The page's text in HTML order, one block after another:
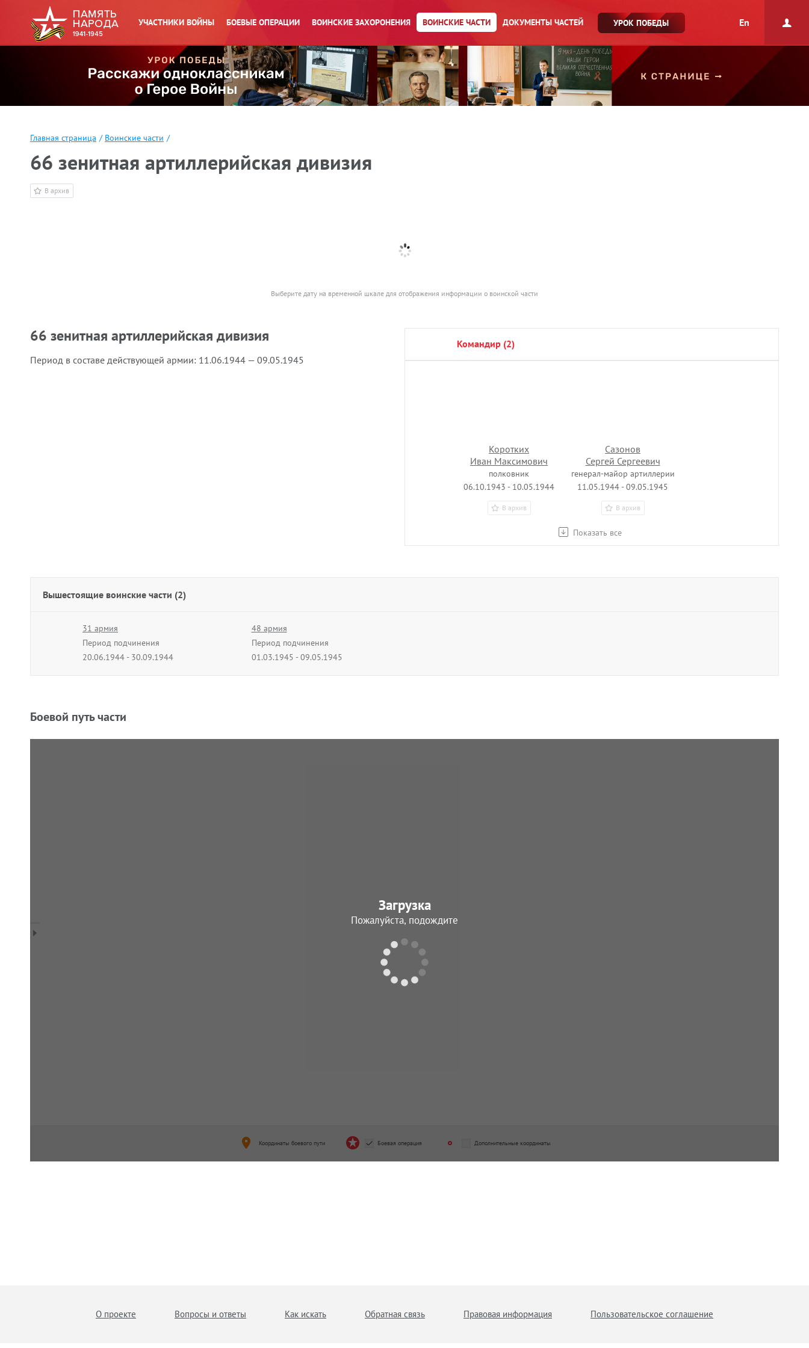
УЧАСТНИКИ ВОЙНЫ БОЕВЫЕ ОПЕРАЦИИ ВОИНСКИЕ ЗАХОРОНЕНИЯ ВОИНСКИЕ ЧАСТИ ДОКУМЕНТЫ ЧАСТЕЙ УРОК ПОБЕДЫ En
Главная страница / Воинские части /
66 зенитная артиллерийская дивизия
В архив
Выберите дату на временной шкале для отображения информации о воинской части
66 зенитная артиллерийская дивизия
Период в составе действующей армии: 11.06.1944 — 09.05.1945
командир (2)
Показать все
Коротких
Иван Максимович
полковник
06.10.1943 - 10.05.1944
В архив
Сазонов
Сергей Сергеевич
генерал-майор артиллерии
11.05.1944 - 09.05.1945
В архив
Вышестоящие воинские части (2)
31 армия
Период подчинения
20.06.1944 - 30.09.1944
48 армия
Период подчинения
01.03.1945 - 09.05.1945
Боевой путь части
Координаты боевого пути Боевая операция Дополнительные координаты
Загрузка
Пожалуйста, подождите
О проекте Вопросы и ответы Как искать Обратная связь Правовая информация Пользовательское соглашение